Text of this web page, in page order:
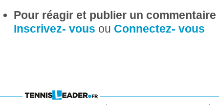
Pour réagir et publier un
Inscrivez- vous ou Connectez- vous